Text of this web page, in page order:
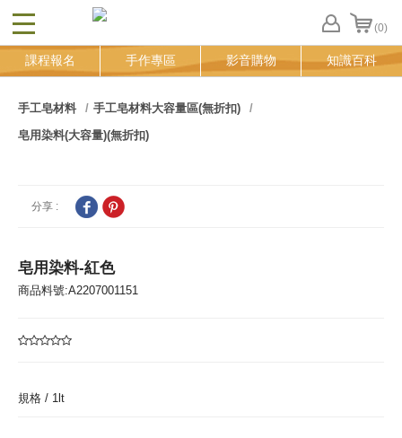
CLOSE (0)
FB
登
課程報名 手作專區 影音購物 知識百科
手工皂材料
手工皂材料大容量區(無折扣)
皂用染料(大容量)(無折扣)
分享 :
皂用染料-紅色
商品料號:A2207001151
規格 / 1lt